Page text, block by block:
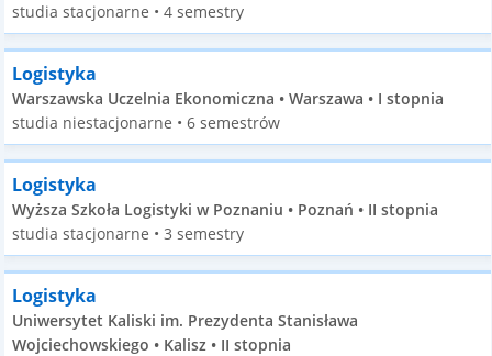
studia stacjonarne • 4 semestry
Logistyka
Warszawska Uczelnia Ekonomiczna • Warszawa • I stopnia
studia niestacjonarne • 6 semestrów
Logistyka
Wyższa Szkoła Logistyki w Poznaniu • Poznań • II stopnia
studia stacjonarne • 3 semestry
Logistyka
Uniwersytet Kaliski im. Prezydenta Stanisława
Wojciechowskiego • Kalisz • II stopnia